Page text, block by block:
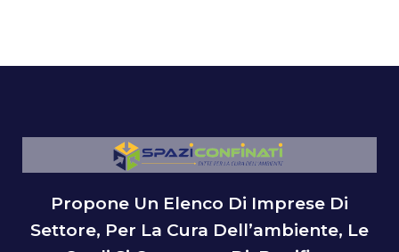
Propone Un Elenco Di Imprese Di
Settore, Per La Cura Dell’ambiente, Le